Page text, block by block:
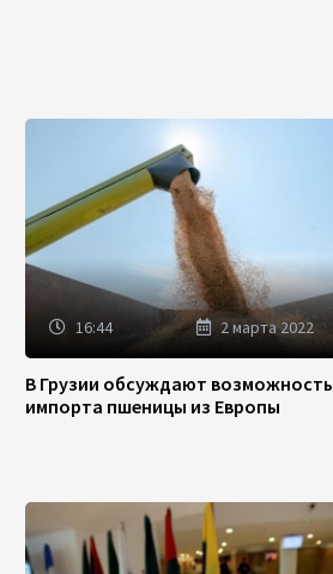
16:44 2 марта 2022
В Грузии обсуждают возможность
импорта пшеницы из Европы